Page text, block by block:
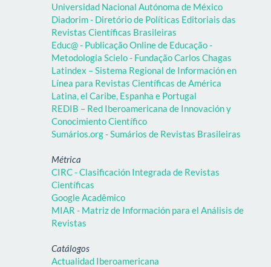
Universidad Nacional Autónoma de México
Diadorim - Diretório de Políticas Editoriais das
Revistas Científicas Brasileiras
Educ@ - Publicação Online de Educação -
Metodologia Scielo - Fundação Carlos Chagas
Latindex – Sistema Regional de Información en
Línea para Revistas Científicas de América
Latina, el Caribe, Espanha e Portugal
REDIB – Red Iberoamericana de Innovación y
Conocimiento Científico
Sumários.org - Sumários de Revistas Brasileiras
Métrica
CIRC - Clasificación Integrada de Revistas
Científicas
Google Acadêmico
MIAR - Matriz de Información para el Análisis de
Revistas
Catálogos
Actualidad Iberoamericana